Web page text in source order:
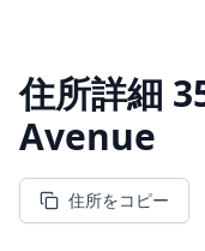
住所詳細
Avenue
住所をコピー